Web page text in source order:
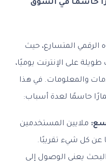
حاسمًا في السوق
الرقمي المتسارع، حيث
على الإنترنت يوميًا،
والمعلومات. في هذا
حاسمًا لعدة أسباب:
ملايين المستخدمين
عن كل شيء تقريبًا.
يعني الوصول إلى